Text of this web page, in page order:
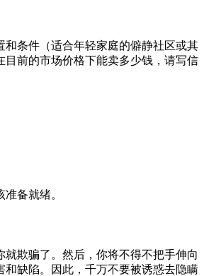
条件（适合年轻家庭的僻静社区或其
前的市场价格下能卖多少钱，请写信
备就绪。
欺骗了。然后，你将不得不把手伸向
缺陷。因此，千万不要被诱惑去隐瞒